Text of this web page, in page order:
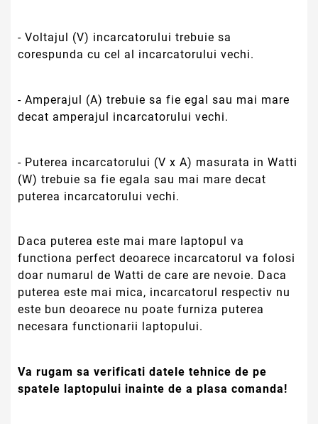
- Voltajul (V) incarcatorului trebuie sa
corespunda cu cel al incarcatorului vechi.
- Amperajul (A) trebuie sa fie egal sau mai mare
decat amperajul incarcatorului vechi.
- Puterea incarcatorului (V x A) masurata in Watti
(W) trebuie sa fie egala sau mai mare decat
puterea incarcatorului vechi.
Daca puterea este mai mare laptopul va
functiona perfect deoarece incarcatorul va folosi
doar numarul de Watti de care are nevoie. Daca
puterea este mai mica, incarcatorul respectiv nu
este bun deoarece nu poate furniza puterea
necesara functionarii laptopului.
Va rugam sa verificati datele tehnice de pe
spatele laptopului inainte de a plasa comanda!